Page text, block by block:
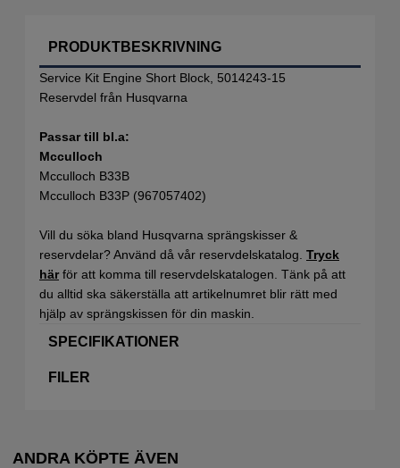
PRODUKTBESKRIVNING
Service Kit Engine Short Block, 5014243-15
Reservdel från Husqvarna
Passar till bl.a:
Mcculloch
Mcculloch B33B
Mcculloch B33P (967057402)
Vill du söka bland Husqvarna sprängskisser &
reservdelar? Använd då vår reservdelskatalog. Tryck
härför att komma till reservdelskatalogen. Tänk på att
du alltid ska säkerställa att artikelnumret blir rätt med
hjälp av sprängskissen för din maskin.
SPECIFIKATIONER
FILER
ANDRA KÖPTE ÄVEN